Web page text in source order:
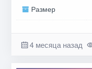
Размер
4 месяца назад